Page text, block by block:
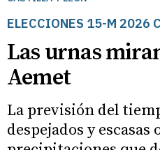
ELECCIONES 15-M 2026
Las urnas
Aemet
La previsión del
despejados y escasas